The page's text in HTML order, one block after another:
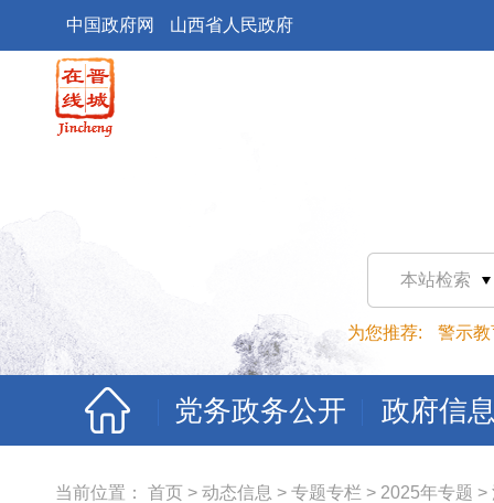
中国政府网 山西省人民政府
本站检索
为您推荐: 警示教
党务政务公开 政府信
当前位置： 首页 > 动态信息 > 专题专栏 > 2025年专题 >